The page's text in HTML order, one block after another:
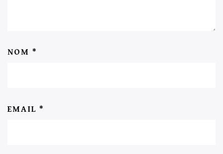
NOM *
EMAIL *